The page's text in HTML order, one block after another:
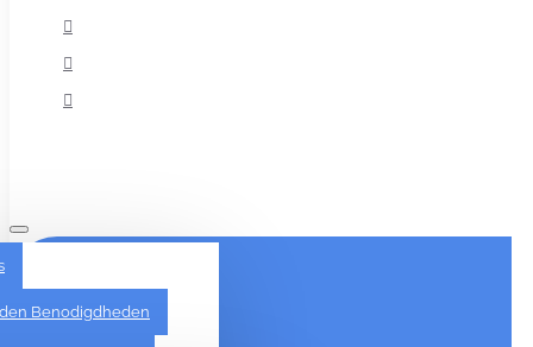
Alles
Benodigdheden